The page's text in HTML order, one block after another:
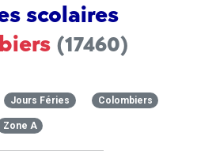
scolaires
(17460)
Jours Féries Colombiers
Zone A